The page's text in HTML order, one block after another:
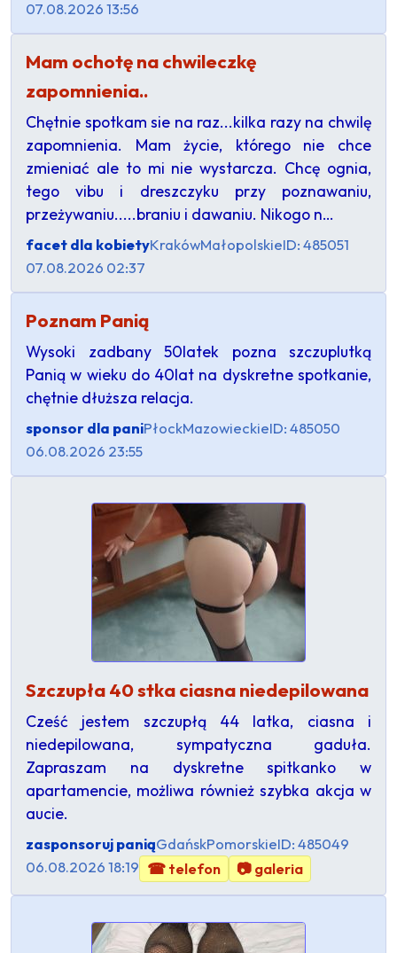
07.08.2026 13:56
Mam ochotę na chwileczkę
zapomnienia..
Chętnie spotkam sie na raz...kilka razy na chwilę
zapomnienia. Mam życie, którego nie chce
zmieniać ale to mi nie wystarcza. Chcę ognia,
tego vibu i dreszczyku przy poznawaniu,
przeżywaniu.....braniu i dawaniu. Nikogo n…
facet dla kobietyKrakówMałopolskieID: 485051
07.08.2026 02:37
Poznam Panią
Wysoki zadbany 50latek pozna szczuplutką
Panią w wieku do 40lat na dyskretne spotkanie,
chętnie dłuższa relacja.
sponsor dla paniPłockMazowieckieID: 485050
06.08.2026 23:55
Szczupła 40 stka ciasna niedepilowana
Cześć jestem szczupłą 44 latka, ciasna i
niedepilowana, sympatyczna gaduła.
Zapraszam na dyskretne spitkanko w
apartamencie, możliwa również szybka akcja w
aucie.
zasponsoruj paniąGdańskPomorskieID: 485049
06.08.2026 18:19 ☎ telefon 📷 galeria